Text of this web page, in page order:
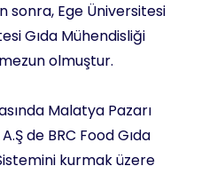
Ege Üniversitesi
Gıda Mühendisliği
olmuştur.
Malatya Pazarı
de BRC Food Gıda
kurmak üzere